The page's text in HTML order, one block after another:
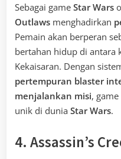
Sebagai game Star Wars
Outlaws menghadirkan
Pemain akan berperan
bertahan hidup di antara
Kekaisaran. Dengan
pertempuran blaster
menjalankan misi,
unik di dunia Star Wars.
4. Assassin’s